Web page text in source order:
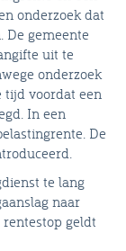
onderzoek dat
De gemeente
uit te
onderzoek
voordat een
In een
De
te lang
naar
geldt